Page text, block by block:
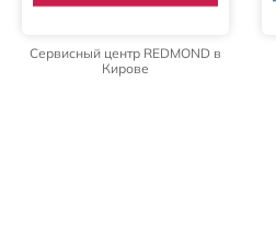
Сервисный центр REDMOND в
Кирове